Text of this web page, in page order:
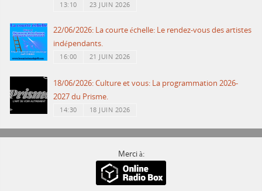
13:10 23 JUIN 2026
22/06/2026: La courte échelle: Le rendez-vous des artistes
indépendants.
16:00 21 JUIN 2026
18/06/2026: Culture et vous: La programmation 2026-
2027 du Prisme.
14:30 18 JUIN 2026
Merci à: